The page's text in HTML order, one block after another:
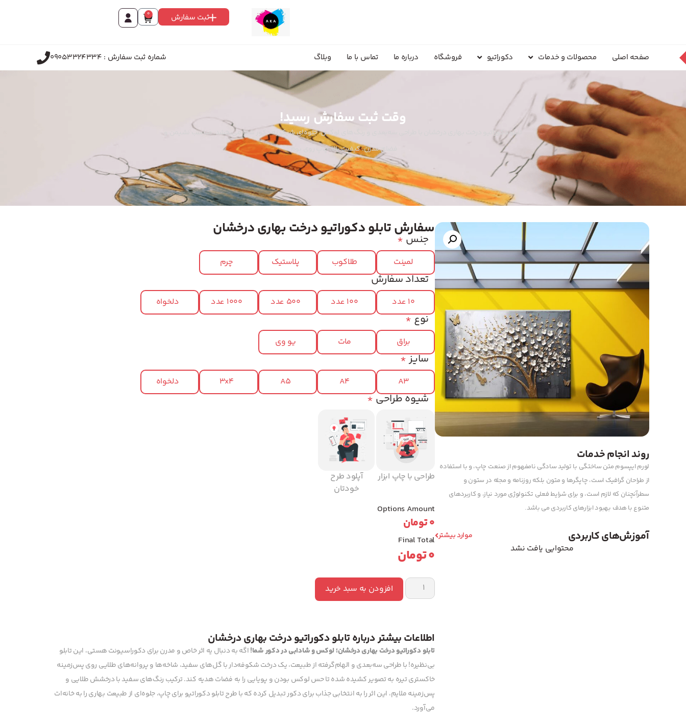
ثبت سفارش 0
صفحه اصلی محصولات و خدمات دکوراتیو فروشگاه درباره ما تماس با ما وبلاگ شماره ثبت سفارش : 09053324334
وقت ثبت سفارش رسید!
تابلو دکوراتیو درخت بهاری درخشان با طراحی سه‌بعدی و رنگ‌های لوکس، جلوه‌ای شیک به دکور شما می‌بخشد. مناسب نشیمن و
فضای مدرن. کیفیت بالا، چاپ روی بوم.
روند انجام خدمات
لورم ایپسوم متن ساختگی با تولید سادگی نامفهوم از صنعت چاپ، و با استفاده
از طراحان گرافیک است، چاپگرها و متون بلکه روزنامه و مجله در ستون و
سطرآنچنان که لازم است، و برای شرایط فعلی تکنولوژی مورد نیاز، و کاربردهای
متنوع با هدف بهبود ابزارهای کاربردی می باشد.
آموزش‌های کاربردی موارد بیشتر
محتوایی یافت نشد
سفارش تابلو دکوراتیو درخت بهاری درخشان
* جنس
لمینت طلاکوب پلاستیک چرم
تعداد سفارش
10 عدد 100 عدد 500 عدد 1000 عدد دلخواه
*نوع
براق مات یو وی
*سایز
A3
A4
A5
3x4 دلخواه
*شیوه طراحی
طراحی با چاپ ابزار
آپلود طرح
خودتان
Options Amount
0تومان
Final Total
0تومان
افزودن به سبد خرید
اطلاعات بیشتر درباره تابلو دکوراتیو درخت بهاری درخشان
تابلو دکوراتیو درخت بهاری درخشان؛ لوکس و شادابی در دکور شما!اگه به دنبال یه اثر خاص و مدرن برای دکوراسیونت هستی، این تابلو
بی‌نظیره! با طراحی سه‌بعدی و الهام‌گرفته از طبیعت، یک درخت شکوفه‌دار با گل‌های سفید، شاخه‌ها و پروانه‌های طلایی روی پس‌زمینه
خاکستری تیره به تصویر کشیده شده تا حس لوکس بودن و پویایی را به فضات هدیه کند. ترکیب رنگ‌های سفید با درخشش طلایی و
پس‌زمینه ملایم، این اثر را به انتخابی جذاب برای دکور تبدیل کرده که با طرح تابلو دکوراتیو برای چاپ، جلوه‌ای از طبیعت بهاری را به خانه‌ات
می‌آورد.